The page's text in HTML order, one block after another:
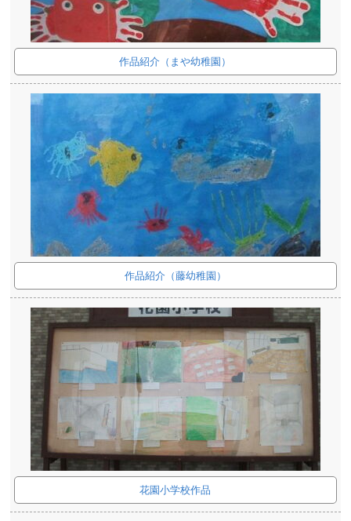
作品紹介（まや幼稚園）
作品紹介（藤幼稚園）
花園小学校作品